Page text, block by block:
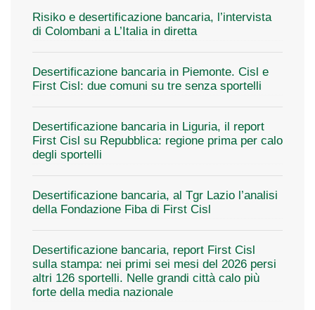
Risiko e desertificazione bancaria, l’intervista
di Colombani a L’Italia in diretta
Desertificazione bancaria in Piemonte. Cisl e
First Cisl: due comuni su tre senza sportelli
Desertificazione bancaria in Liguria, il report
First Cisl su Repubblica: regione prima per calo
degli sportelli
Desertificazione bancaria, al Tgr Lazio l’analisi
della Fondazione Fiba di First Cisl
Desertificazione bancaria, report First Cisl
sulla stampa: nei primi sei mesi del 2026 persi
altri 126 sportelli. Nelle grandi città calo più
forte della media nazionale